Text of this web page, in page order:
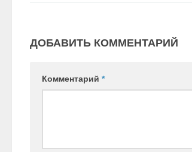
ДОБАВИТЬ КОММЕНТАРИЙ
Комментарий *